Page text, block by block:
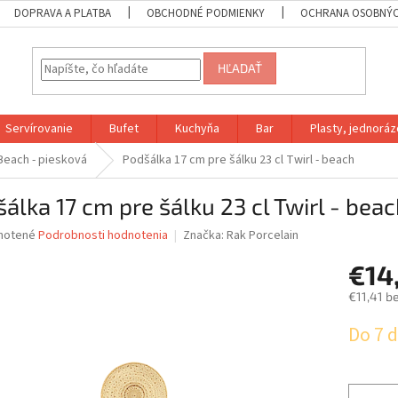
DOPRAVA A PLATBA OBCHODNÉ PODMIENKY OCHRANA
HĽADAŤ
Servírovanie Bufet Kuchyňa Bar Plasty,
- piesková Podšálka 17 cm pre šálku 23 cl Twirl - beach
17 cm pre šálku 23 cl Twirl -
Podrobnosti hodnotenia Značka: Rak Porcelain
€11,41
cena:
Do 7